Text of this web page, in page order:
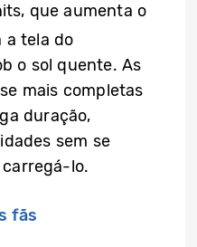
que aumenta o
a tela do
o sol quente. As
mais completas
duração,
sem se
lo.
fãs